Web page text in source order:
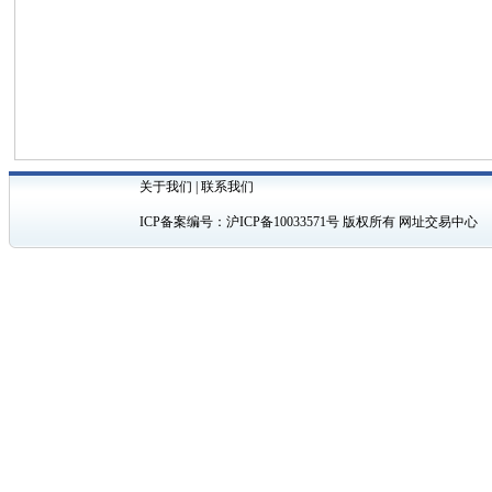
关于我们 |联系我们
ICP备案编号：沪ICP备10033571号 版权所有 网址交易中心